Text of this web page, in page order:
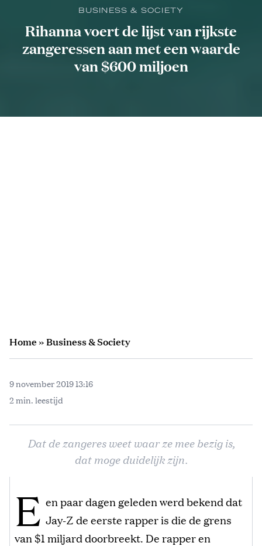
BUSINESS & SOCIETY
Rihanna voert de lijst van rijkste
zangeressen aan met een waarde
van $600 miljoen
Home»Business & Society
9 november 2019 13:16
2 min. leestijd
Dat de zangeres weet waar ze mee bezig is,
dat moge duidelijk zijn.
E en paar dagen geleden werd bekend dat
Jay-Z de eerste rapper is die de grens
van $1 miljard doorbreekt. De rapper en